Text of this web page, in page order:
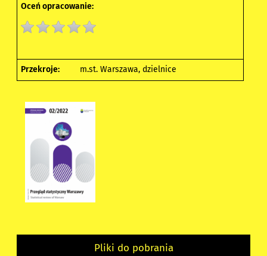
Oceń opracowanie:
Przekroje: m.st. Warszawa, dzielnice
Pliki do pobrania